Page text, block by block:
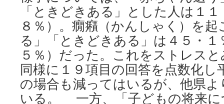
「ときどきある」とした人は１
８％）。癇癪（かんしゃく）を
る」「ときどきある」は４５・１
５％）だった。これをストレス
同様に１９項目の回答を点数化
の場合も減ってはいるが、他県
いる。 一方、「子どもの将来に